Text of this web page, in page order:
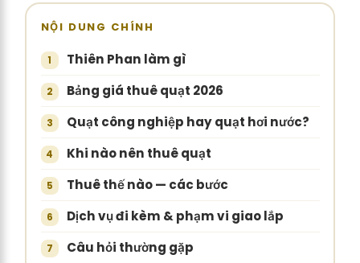
NỘI DUNG CHÍNH
Thiên Phan làm gì
Bảng giá thuê quạt 2026
Quạt công nghiệp hay quạt hơi nước?
Khi nào nên thuê quạt
Thuê thế nào — các bước
Dịch vụ đi kèm & phạm vi giao lắp
Câu hỏi thường gặp